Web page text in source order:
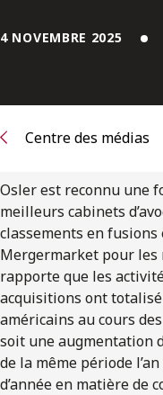
4 NOVEMBRE 2025
Centre des médias
Osler est reconnu une
meilleurs cabinets
classements en
Mergermarket pour les
rapporte que les
acquisitions ont
américains au cours
soit une augmentation
de la même période
d’année en matière de